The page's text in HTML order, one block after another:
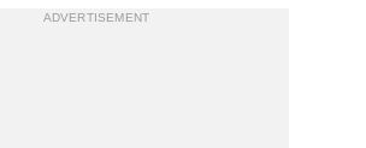
ADVERTISEMENT